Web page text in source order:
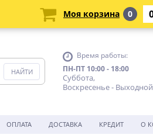
Время работы:
ПН-ПТ 10:00 - 18:00
Суббота,
Воскресенье - Выходной
ОПЛАТА ДОСТАВКА КРЕДИТ О
Моя корзина 0